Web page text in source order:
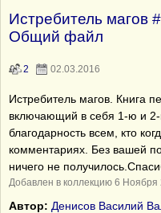
Истребитель магов
Общий файл
2 02.03.2016
Истребитель магов. Книга
включающий в себя 1-ю и 2-
благодарность всем, кто
комментариях. Без вашей
ничего не
Добавлен в коллекцию 6 Ноября
Автор: Денисов Василий